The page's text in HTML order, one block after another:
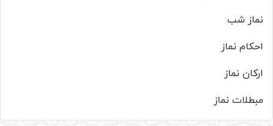
نماز شب
احکام نماز
ارکان نماز
مبطلات نماز